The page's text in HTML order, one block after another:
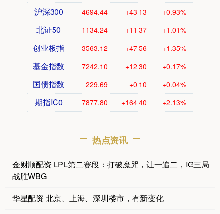
沪深300 4694.44 +43.13 +0.93%
北证50 1134.24 +11.37 +1.01%
创业板指 3563.12 +47.56 +1.35%
基金指数 7242.10 +12.30 +0.17%
国债指数 229.69 +0.10 +0.04%
期指IC0 7877.80 +164.40 +2.13%
热点资讯
金财顺配资 LPL第二赛段：打破魔咒，让一追二，IG三局
战胜WBG
华星配资 北京、上海、深圳楼市，有新变化